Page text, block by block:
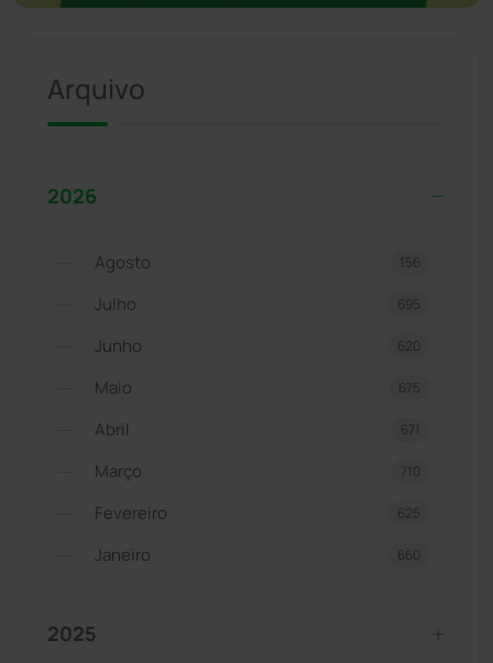
Arquivo
2026
Agosto 156
Julho 695
Junho 620
Maio 675
Abril 671
Março 710
Fevereiro 625
Janeiro 660
2025